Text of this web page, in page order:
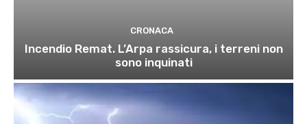
CRONACA
Incendio Remat. L’Arpa rassicura, i terreni non
sono inquinati